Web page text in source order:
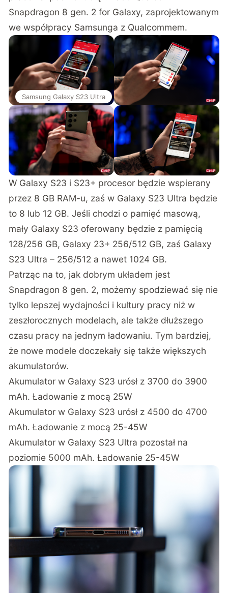
Snapdragon 8 gen. 2 for Galaxy, zaprojektowanym
we współpracy Samsunga z Qualcommem.
Samsung Galaxy S23 Ultra
W Galaxy S23 i S23+ procesor będzie wspierany
przez 8 GB RAM-u, zaś w Galaxy S23 Ultra będzie
to 8 lub 12 GB. Jeśli chodzi o pamięć masową,
mały Galaxy S23 oferowany będzie z pamięcią
128/256 GB, Galaxy 23+ 256/512 GB, zaś Galaxy
S23 Ultra – 256/512 a nawet 1024 GB.
Patrząc na to, jak dobrym układem jest
Snapdragon 8 gen. 2, możemy spodziewać się nie
tylko lepszej wydajności i kultury pracy niż w
zeszłorocznych modelach, ale także dłuższego
czasu pracy na jednym ładowaniu. Tym bardziej,
że nowe modele doczekały się także większych
akumulatorów.
Akumulator w Galaxy S23 urósł z 3700 do 3900
mAh. Ładowanie z mocą 25W
Akumulator w Galaxy S23 urósł z 4500 do 4700
mAh. Ładowanie z mocą 25-45W
Akumulator w Galaxy S23 Ultra pozostał na
poziomie 5000 mAh. Ładowanie 25-45W